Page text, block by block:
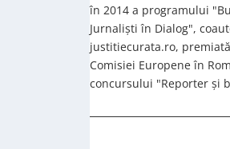
în 2014 a programului
Jurnaliști în Dialog",
justitiecurata.ro,
Comisiei Europene în
concursului "Reporter și